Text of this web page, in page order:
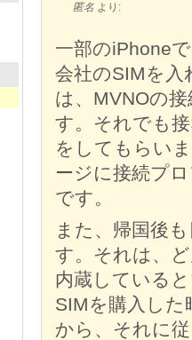
匿名 より:
一部のiPhone
会社のSIMを
は、MVNOの
す。それでも
をしてもらい
ージに接続プ
です。
また、帰国後
す。それは、
内蔵している
SIMを購入し
から、それに